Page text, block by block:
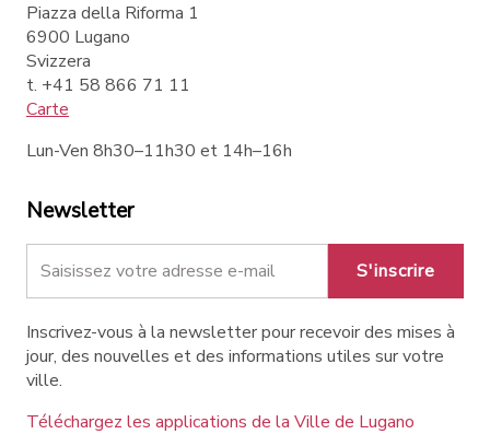
Piazza della Riforma 1
6900 Lugano
Svizzera
t. +41 58 866 71 11
Carte
Lun-Ven 8h30–11h30 et 14h–16h
Newsletter
S'inscrire
Inscrivez-vous à la newsletter pour recevoir des mises à
jour, des nouvelles et des informations utiles sur votre
ville.
Téléchargez les applications de la Ville de Lugano